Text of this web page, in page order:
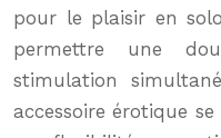
pour le plaisir en
permettre une
stimulation
accessoire érotique